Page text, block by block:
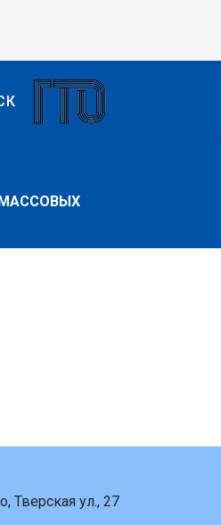
Тверская ул., 27